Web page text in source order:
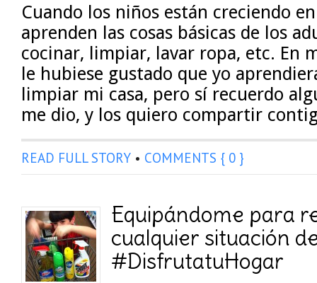
Cuando los niños están creciendo
aprenden las cosas básicas de los
cocinar, limpiar, lavar ropa, etc. En
le hubiese gustado que yo
limpiar mi casa, pero sí recuerdo
me dio, y los quiero compartir
READ FULL STORY • COMMENTS { 0 }
Equipándome para
cualquier situación
#DisfrutatuHogar